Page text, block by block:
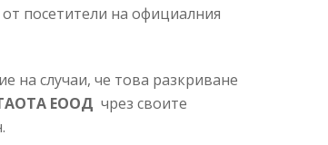
посетители на официалния
на случаи, че това разкриване
ЕООД чрез своите